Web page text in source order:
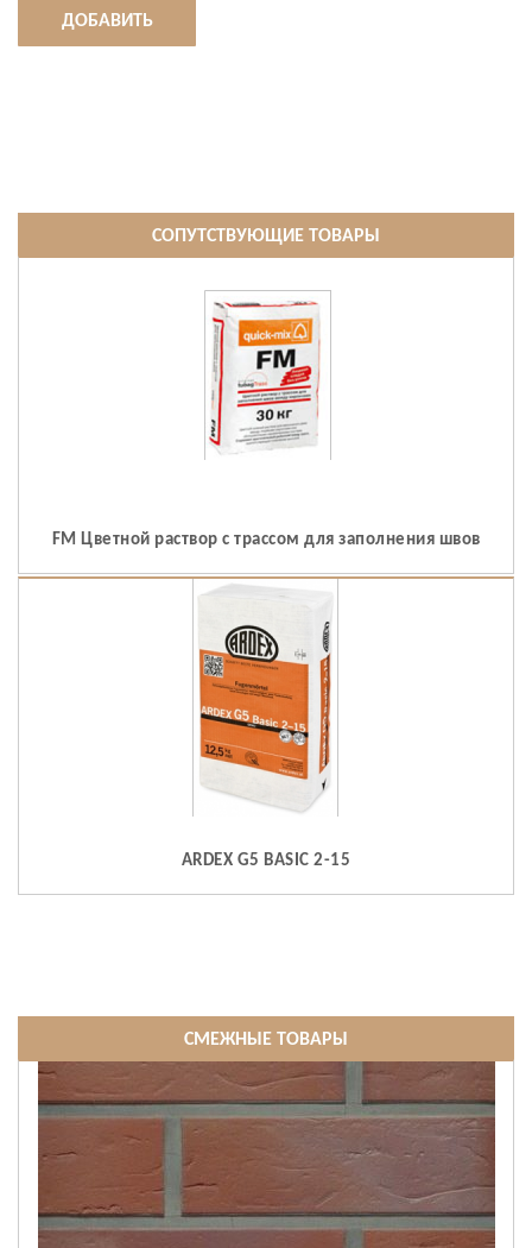
ДОБАВИТЬ
СОПУТСТВУЮЩИЕ ТОВАРЫ
FM Цветной раствор с трассом для заполнения швов
ARDEX G5 BASIC 2-15
СМЕЖНЫЕ ТОВАРЫ